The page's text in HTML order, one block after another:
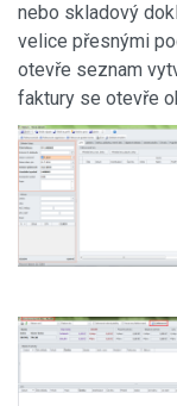
nebo skladový
velice přesnými
otevře seznam
faktury se otevře